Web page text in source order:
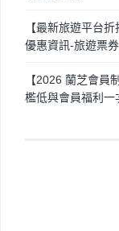
【最新旅遊平台
優惠資訊-旅遊票
【2026 蘭芝會員
檻低與會員福利一